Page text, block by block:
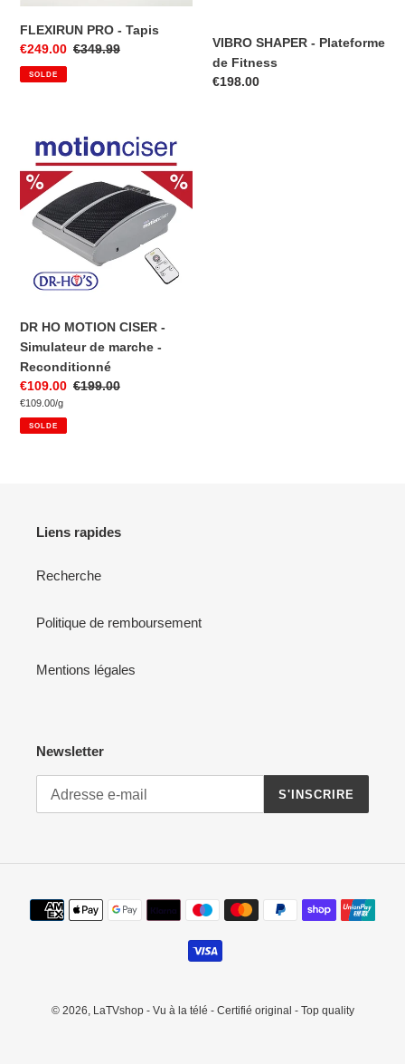
FLEXIRUN PRO - Tapis
Prix
réduit
€249.00 Prix
€349.99
SOLDE
VIBRO SHAPER - Plateforme
de Fitness
Prix
€198.00
DR
HO
MOTION
CISER
Simulateur
marche
DR HO MOTION CISER -
Simulateur de marche -
Reconditionné
Prix
réduit
€109.00 Prix
€199.00
Prix
unitaire
€109.00/par
g
SOLDE
Liens rapides
Recherche
Politique de remboursement
Mentions légales
Newsletter
S'INSCRIRE
Moyens
de
paiement
© 2026, LaTVshop - Vu à la télé - Certifié original - Top quality